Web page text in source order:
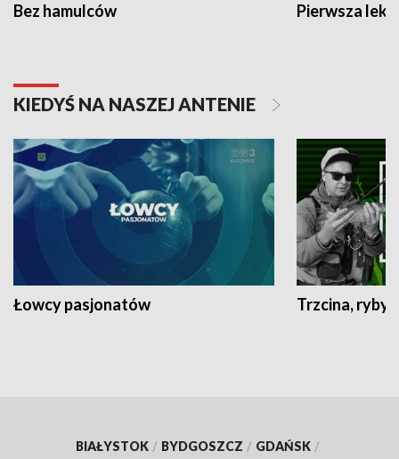
Bez hamulców Pierwsza
KIEDYŚ NA NASZEJ ANTENIE
Łowcy pasjonatów Trzcina, ryby
BIAŁYSTOK / BYDGOSZCZ / GDAŃSK /